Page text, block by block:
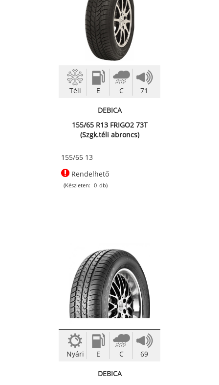
Téli E C 71
DEBICA
155/65 R13 FRIGO2 73T
(Szgk.téli abroncs)
155/65 13
Rendelhető
(Készleten: 0 db)
Nyári E C 69
DEBICA